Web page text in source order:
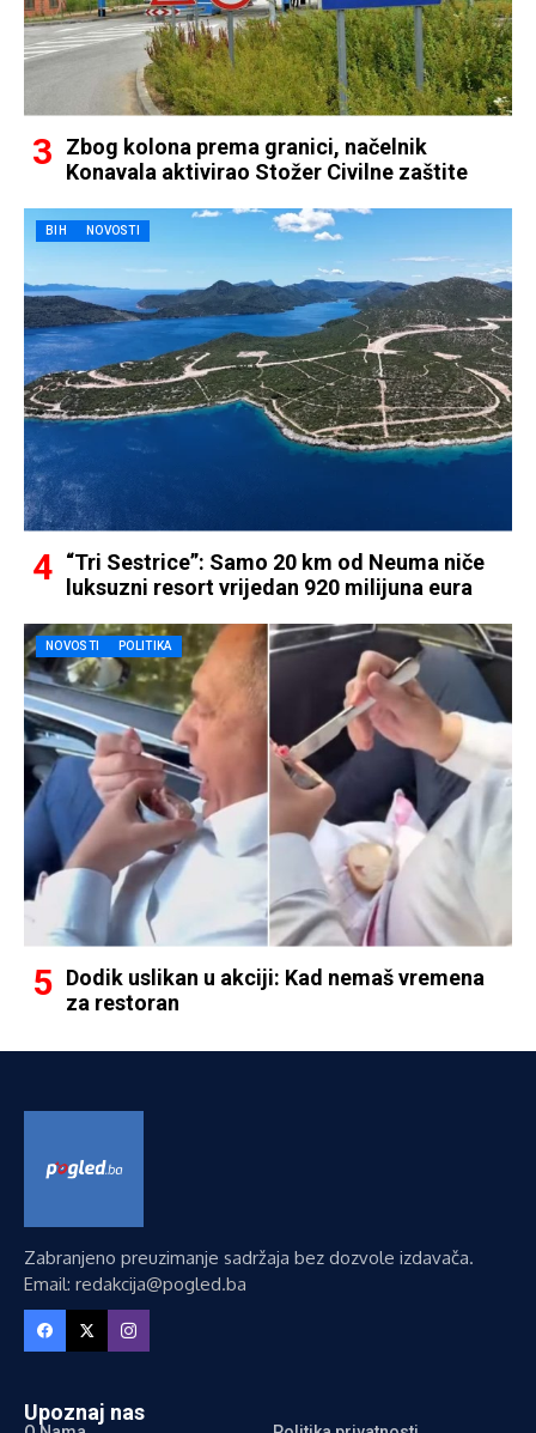
Zbog kolona prema granici, načelnik
Konavala aktivirao Stožer Civilne zaštite
BIH NOVOSTI
“Tri Sestrice”: Samo 20 km od Neuma niče
luksuzni resort vrijedan 920 milijuna eura
NOVOSTI POLITIKA
Dodik uslikan u akciji: Kad nemaš vremena
za restoran
Zabranjeno preuzimanje sadržaja bez dozvole izdavača.
Email: redakcija@pogled.ba
Upoznaj nas